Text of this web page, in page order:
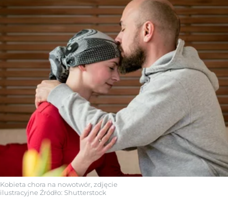
Kobieta chora na nowotwór, zdjęcie
ilustracyjne Źródło: Shutterstock